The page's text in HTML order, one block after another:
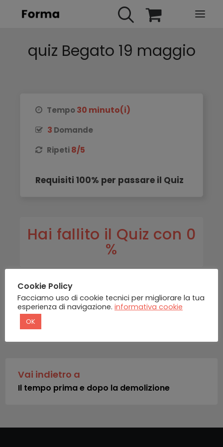
HOME
ACCOUNT
quiz Begato 19 maggio
Tempo30 minuto(i)
3 Domande
Ripeti8/5
Requisiti 100% per passare il Quiz
Hai fallito il Quiz con 0
%
INDIETRO
Vai indietro a
Il tempo prima e dopo la demolizione
Cookie Policy
Facciamo uso di cookie tecnici per migliorare la tua
esperienza di navigazione. informativa cookie
OK